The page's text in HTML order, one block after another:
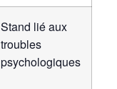
Stand lié aux
troubles
psychologiques